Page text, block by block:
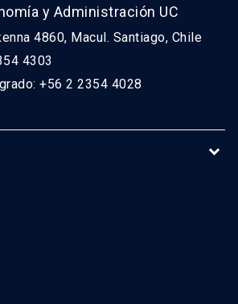
y Administración UC
4860, Macul. Santiago, Chile
4303
+56 2 2354 4028